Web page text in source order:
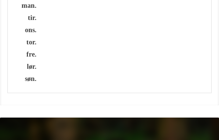
man.
tir.
ons.
tor.
fre.
lør.
søn.